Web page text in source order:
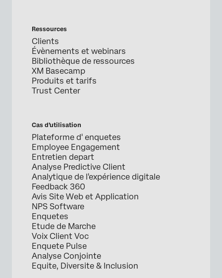
Ressources
Clients
Évènements et webinars
Bibliothèque de ressources
XM Basecamp
Produits et tarifs
Trust Center
Cas d’utilisation
Plateforme d' enquetes
Employee Engagement
Entretien depart
Analyse Predictive Client
Analytique de l'expérience digitale
Feedback 360
Avis Site Web et Application
NPS Software
Enquetes
Etude de Marche
Voix Client Voc
Enquete Pulse
Analyse Conjointe
Equite, Diversite & Inclusion